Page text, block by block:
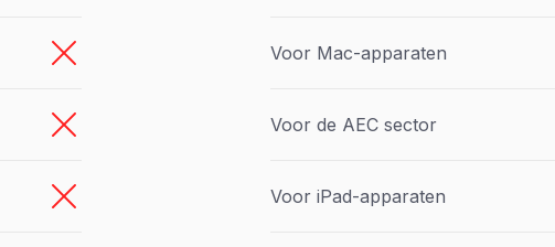
Voor Mac-apparaten
Voor de AEC sector
Voor iPad-apparaten